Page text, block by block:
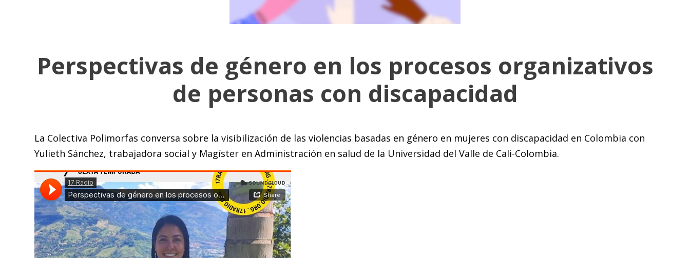
Perspectivas de género en los procesos organizativos
de personas con discapacidad
La Colectiva Polimorfas conversa sobre la visibilización de las violencias basadas en género en mujeres con discapacidad en Colombia con
Yulieth Sánchez, trabajadora social y Magíster en Administración en salud de la Universidad del Valle de Cali-Colombia.